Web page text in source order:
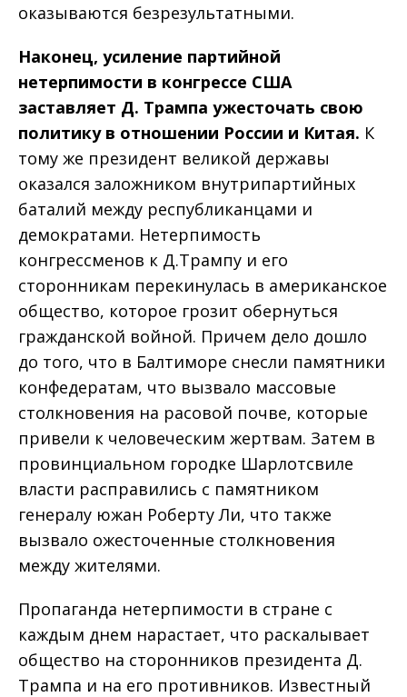
оказываются безрезультатными.
Наконец, усиление партийной
нетерпимости в конгрессе США
заставляет Д. Трампа ужесточать свою
политику в отношении России и Китая. К
тому же президент великой державы
оказался заложником внутрипартийных
баталий между республиканцами и
демократами. Нетерпимость
конгрессменов к Д.Трампу и его
сторонникам перекинулась в американское
общество, которое грозит обернуться
гражданской войной. Причем дело дошло
до того, что в Балтиморе снесли памятники
конфедератам, что вызвало массовые
столкновения на расовой почве, которые
привели к человеческим жертвам. Затем в
провинциальном городке Шарлотсвиле
власти расправились с памятником
генералу южан Роберту Ли, что также
вызвало ожесточенные столкновения
между жителями.
Пропаганда нетерпимости в стране с
каждым днем нарастает, что раскалывает
общество на сторонников президента Д.
Трампа и на его противников. Известный